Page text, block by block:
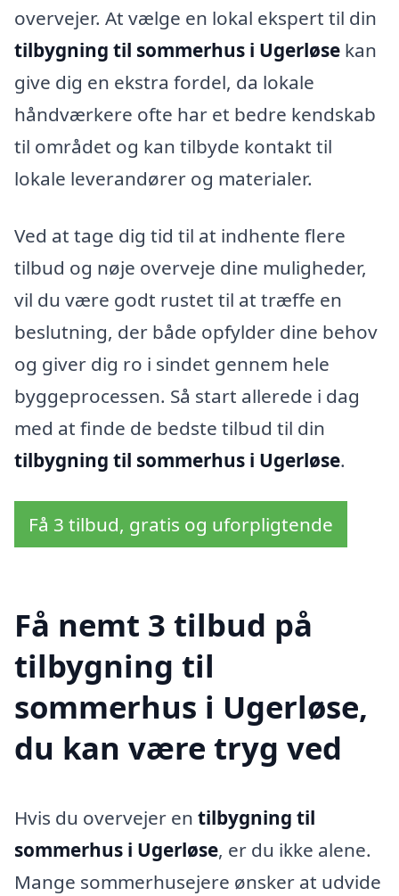
overvejer. At vælge en lokal ekspert til din
tilbygning til sommerhus i Ugerløse kan
give dig en ekstra fordel, da lokale
håndværkere ofte har et bedre kendskab
til området og kan tilbyde kontakt til
lokale leverandører og materialer.
Ved at tage dig tid til at indhente flere
tilbud og nøje overveje dine muligheder,
vil du være godt rustet til at træffe en
beslutning, der både opfylder dine behov
og giver dig ro i sindet gennem hele
byggeprocessen. Så start allerede i dag
med at finde de bedste tilbud til din
tilbygning til sommerhus i Ugerløse.
Få 3 tilbud, gratis og uforpligtende
Få nemt 3 tilbud på
tilbygning til
sommerhus i Ugerløse,
du kan være tryg ved
Hvis du overvejer en tilbygning til
sommerhus i Ugerløse, er du ikke alene.
Mange sommerhusejere ønsker at udvide